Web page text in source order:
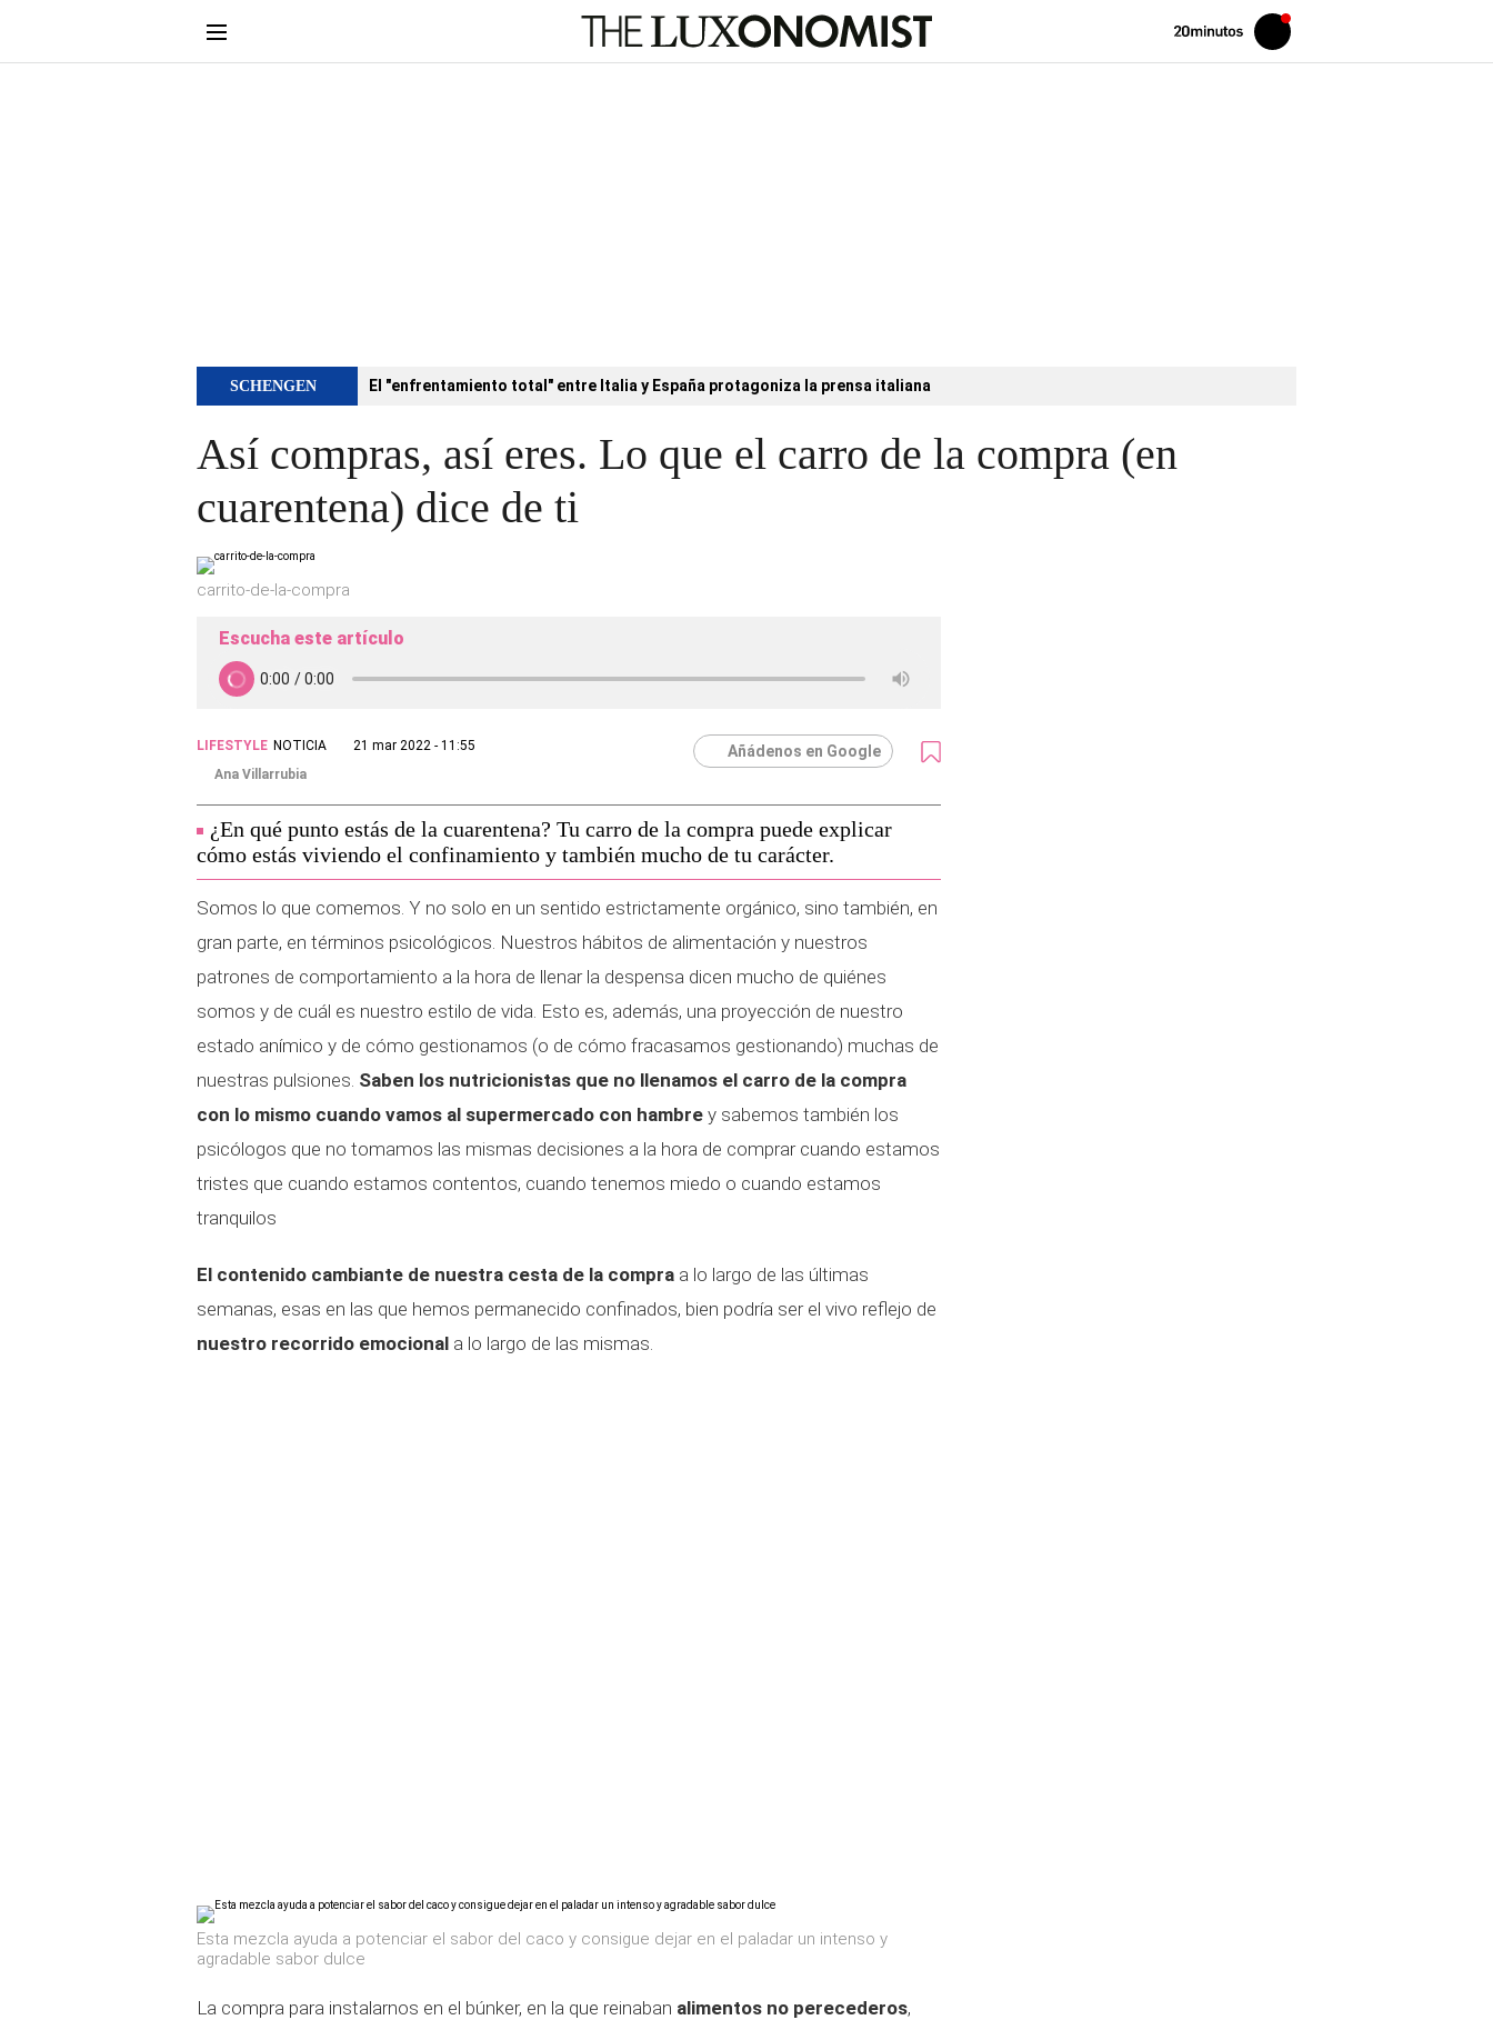
Volver
Iniciar
sesión
SCHENGEN El "enfrentamiento total" entre Italia y España protagoniza la prensa italiana
Así compras, así eres. Lo que el carro de la compra (en
cuarentena) dice de ti
carrito-de-la-compra
Escucha este artículo
LIFESTYLE NOTICIA
21 mar 2022 - 11:55
Ana Villarrubia
Añádenos en Google
¿En qué punto estás de la cuarentena? Tu carro de la compra puede explicar
cómo estás viviendo el confinamiento y también mucho de tu carácter.
Somos lo que comemos. Y no solo en un sentido estrictamente orgánico, sino también, en
gran parte, en términos psicológicos. Nuestros hábitos de alimentación y nuestros
patrones de comportamiento a la hora de llenar la despensa dicen mucho de quiénes
somos y de cuál es nuestro estilo de vida. Esto es, además, una proyección de nuestro
estado anímico y de cómo gestionamos (o de cómo fracasamos gestionando) muchas de
nuestras pulsiones. Saben los nutricionistas que no llenamos el carro de la compra
con lo mismo cuando vamos al supermercado con hambre y sabemos también los
psicólogos que no tomamos las mismas decisiones a la hora de comprar cuando estamos
tristes que cuando estamos contentos, cuando tenemos miedo o cuando estamos
tranquilos
El contenido cambiante de nuestra cesta de la compra a lo largo de las últimas
semanas, esas en las que hemos permanecido confinados, bien podría ser el vivo reflejo de
nuestro recorrido emocional a lo largo de las mismas.
Esta mezcla ayuda a potenciar el sabor del caco y consigue dejar en el paladar un intenso y
agradable sabor dulce
La compra para instalarnos en el búnker, en la que reinaban alimentos no perecederos,